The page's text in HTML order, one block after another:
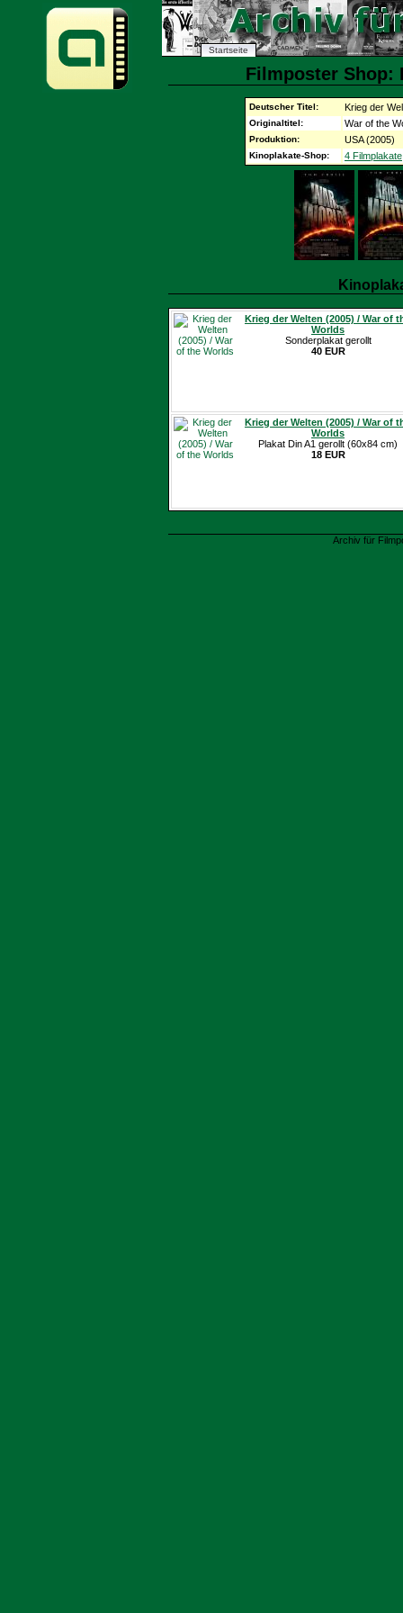
Startseite
Filmposter Shop:
Deutscher Titel: Krieg der
Originaltitel: War of the
Produktion: USA (2005)
Kinoplakate-Shop: 4 Filmplakate
Krieg der Welten (2005) / War of
Worlds
Sonderplakat gerollt
40 EUR
Krieg der Welten (2005) / War of
Worlds
Plakat Din A1 gerollt (60x84 cm)
18 EUR
Archiv für